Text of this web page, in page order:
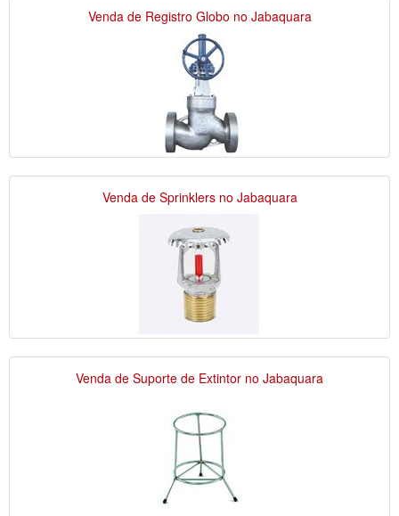
Venda de Registro Globo no Jabaquara
Venda de Sprinklers no Jabaquara
Venda de Suporte de Extintor no Jabaquara